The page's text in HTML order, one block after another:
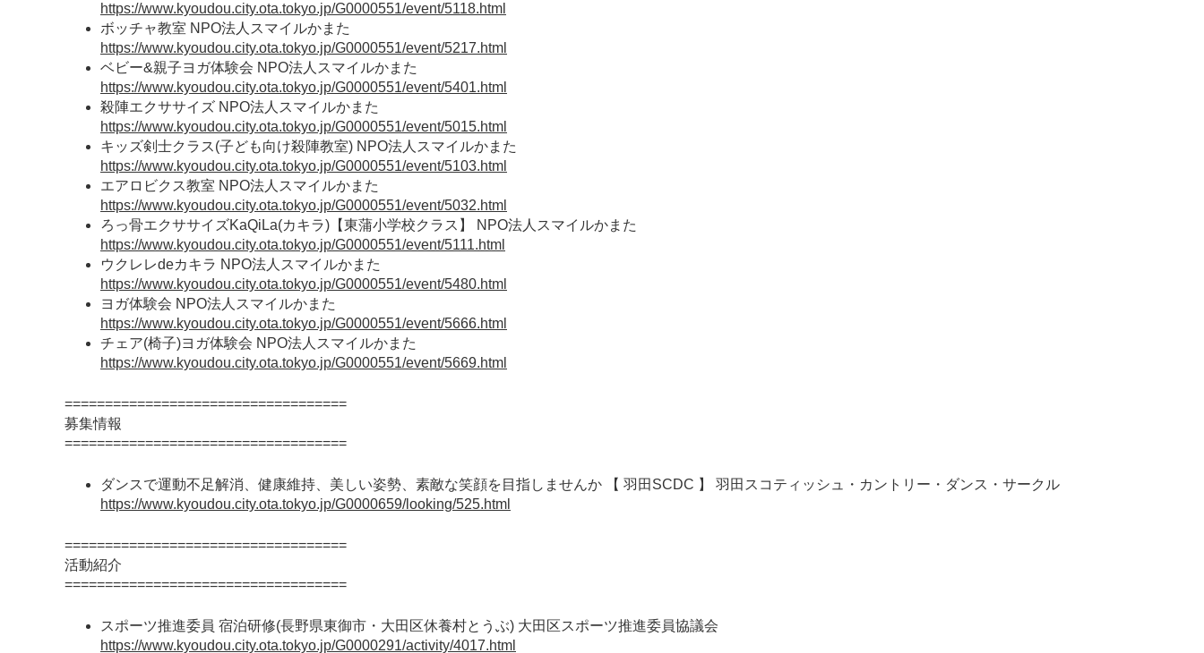
https://www.kyoudou.city.ota.tokyo.jp/G0000551/event/5118.html
ボッチャ教室 NPO法人スマイルかまた
https://www.kyoudou.city.ota.tokyo.jp/G0000551/event/5217.html
ベビー&親子ヨガ体験会 NPO法人スマイルかまた
https://www.kyoudou.city.ota.tokyo.jp/G0000551/event/5401.html
殺陣エクササイズ NPO法人スマイルかまた
https://www.kyoudou.city.ota.tokyo.jp/G0000551/event/5015.html
キッズ剣士クラス(子ども向け殺陣教室) NPO法人スマイルかまた
https://www.kyoudou.city.ota.tokyo.jp/G0000551/event/5103.html
エアロビクス教室 NPO法人スマイルかまた
https://www.kyoudou.city.ota.tokyo.jp/G0000551/event/5032.html
ろっ骨エクササイズKaQiLa(カキラ)【東蒲小学校クラス】 NPO法人スマイルかまた
https://www.kyoudou.city.ota.tokyo.jp/G0000551/event/5111.html
ウクレレdeカキラ NPO法人スマイルかまた
https://www.kyoudou.city.ota.tokyo.jp/G0000551/event/5480.html
ヨガ体験会 NPO法人スマイルかまた
https://www.kyoudou.city.ota.tokyo.jp/G0000551/event/5666.html
チェア(椅子)ヨガ体験会 NPO法人スマイルかまた
https://www.kyoudou.city.ota.tokyo.jp/G0000551/event/5669.html
===================================
募集情報
===================================
ダンスで運動不足解消、健康維持、美しい姿勢、素敵な笑顔を目指しませんか 【 羽田SCDC 】 羽田スコティッシュ・カントリー・ダンス・サークル
https://www.kyoudou.city.ota.tokyo.jp/G0000659/looking/525.html
===================================
活動紹介
===================================
スポーツ推進委員 宿泊研修(長野県東御市・大田区休養村とうぶ) 大田区スポーツ推進委員協議会
https://www.kyoudou.city.ota.tokyo.jp/G0000291/activity/4017.html